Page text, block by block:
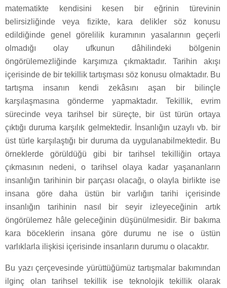
matematikte kendisini kesen bir eğrinin türevinin
belirsizliğinde veya fizikte, kara delikler söz konusu
edildiğinde genel görelilik kuramının yasalarının geçerli
olmadığı olay ufkunun dâhilindeki bölgenin
öngörülemezliğinde karşımıza çıkmaktadır. Tarihin akışı
içerisinde de bir tekillik tartışması söz konusu olmaktadır. Bu
tartışma insanın kendi zekâsını aşan bir bilinçle
karşılaşmasına gönderme yapmaktadır. Tekillik, evrim
sürecinde veya tarihsel bir süreçte, bir üst türün ortaya
çıktığı duruma karşılık gelmektedir. İnsanlığın uzaylı vb. bir
üst türle karşılaştığı bir duruma da uygulanabilmektedir. Bu
örneklerde görüldüğü gibi bir tarihsel tekilliğin ortaya
çıkmasının nedeni, o tarihsel olaya kadar yaşananların
insanlığın tarihinin bir parçası olacağı, o olayla birlikte ise
insana göre daha üstün bir varlığın tarihi içerisinde
insanlığın tarihinin nasıl bir seyir izleyeceğinin artık
öngörülemez hâle geleceğinin düşünülmesidir. Bir bakıma
kara böceklerin insana göre durumu ne ise o üstün
varlıklarla ilişkisi içerisinde insanların durumu o olacaktır.
Bu yazı çerçevesinde yürüttüğümüz tartışmalar bakımından
ilginç olan tarihsel tekillik ise teknolojik tekillik olarak